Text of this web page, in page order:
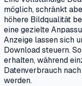
möglich, schränkt
höhere Bildqualität
eine gezielte
Anzeige lassen sich
Download steuern.
erhalten, während
Datenverbrauch
werden.